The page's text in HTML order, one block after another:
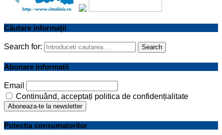
Căutare informații
Search for: Search
Abonare informatii
Email
Continuând, acceptați politica de confidențialitate
Potectia consumatorilor